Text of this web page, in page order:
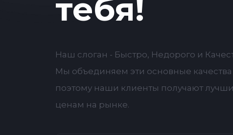
тебя!
Наш слоган - Быстро, Недорого и
Мы объединяем эти основные
поэтому наши клиенты получают
ценам на рынке.